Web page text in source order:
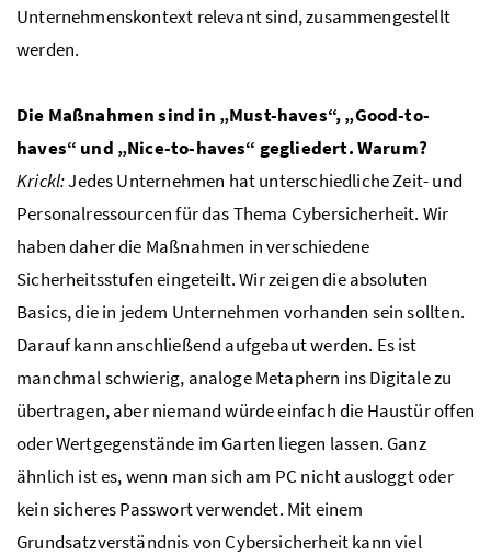
Unternehmenskontext relevant sind, zusammengestellt
werden.
Die Maßnahmen sind in „Must-haves“, „Good-to-
haves“ und „Nice-to-haves“ gegliedert. Warum?
Krickl:Jedes Unternehmen hat unterschiedliche Zeit- und
Personalressourcen für das Thema Cybersicherheit. Wir
haben daher die Maßnahmen in verschiedene
Sicherheitsstufen eingeteilt. Wir zeigen die absoluten
Basics, die in jedem Unternehmen vorhanden sein sollten.
Darauf kann anschließend aufgebaut werden. Es ist
manchmal schwierig, analoge Metaphern ins Digitale zu
übertragen, aber niemand würde einfach die Haustür offen
oder Wertgegenstände im Garten liegen lassen. Ganz
ähnlich ist es, wenn man sich am PC nicht ausloggt oder
kein sicheres Passwort verwendet. Mit einem
Grundsatzverständnis von Cybersicherheit kann viel